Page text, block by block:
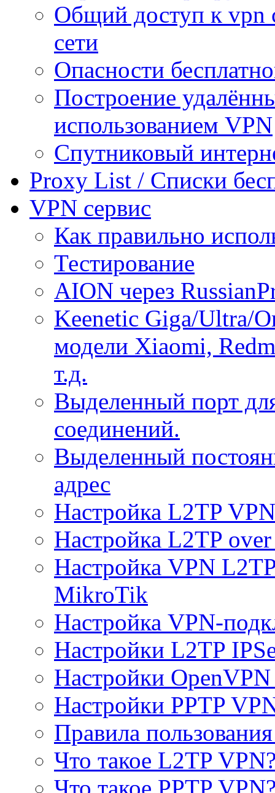
Общий доступ к vpn
сети
Опасности
Построение
использованием VPN
Спутниковый
Proxy List / Списки
VPN сервис
Как правильно
Тестирование
AION через
Keenetic Giga/Ultra/
модели Xiaomi,
т.д.
Выделенный порт
соединений.
Выделенный
адрес
Настройка L2TP
Настройка L2TP
Настройка VPN
MikroTik
Настройка VPN-
Настройки L2TP
Настройки
Настройки PPTP
Правила
Что такое L2TP
Что такое PPTP